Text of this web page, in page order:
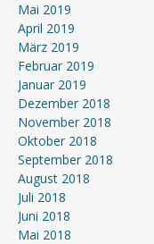
Mai 2019
April 2019
März 2019
Februar 2019
Januar 2019
Dezember 2018
November 2018
Oktober 2018
September 2018
August 2018
Juli 2018
Juni 2018
Mai 2018